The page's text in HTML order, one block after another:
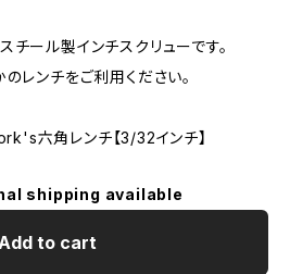
ール製インチスクリューです。
レンチをご利用ください。
六角レンチ【3/32インチ】
shipping available
Add to cart